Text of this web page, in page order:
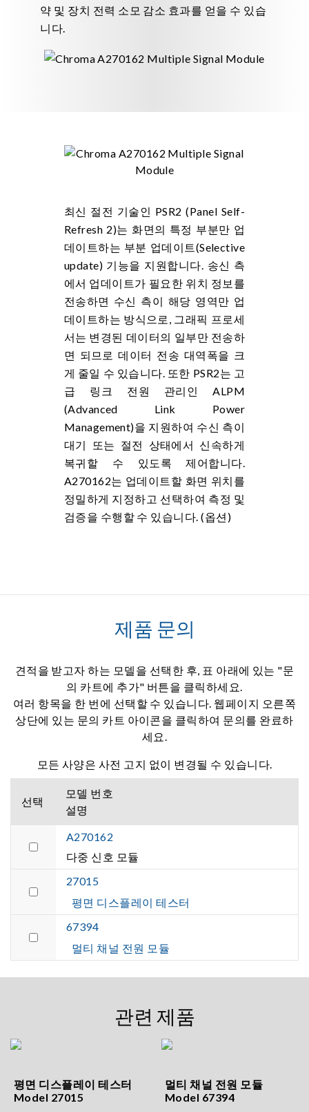
약 및 장치 전력 소모 감소 효과를 얻을 수 있습
니다.
최신 절전 기술인 PSR2 (Panel Self-
Refresh 2)는 화면의 특정 부분만 업
데이트하는 부분 업데이트(Selective
update) 기능을 지원합니다. 송신 측
에서 업데이트가 필요한 위치 정보를
전송하면 수신 측이 해당 영역만 업
데이트하는 방식으로, 그래픽 프로세
서는 변경된 데이터의 일부만 전송하
면 되므로 데이터 전송 대역폭을 크
게 줄일 수 있습니다. 또한 PSR2는 고
급 링크 전원 관리인 ALPM
(Advanced Link Power
Management)을 지원하여 수신 측이
대기 또는 절전 상태에서 신속하게
복귀할 수 있도록 제어합니다.
A270162는 업데이트할 화면 위치를
정밀하게 지정하고 선택하여 측정 및
검증을 수행할 수 있습니다. (옵션)
제품 문의
견적을 받고자 하는 모델을 선택한 후, 표 아래에 있는 "문
의 카트에 추가" 버튼을 클릭하세요.
여러 항목을 한 번에 선택할 수 있습니다. 웹페이지 오른쪽
상단에 있는 문의 카트 아이콘을 클릭하여 문의를 완료하
세요.
모든 사양은 사전 고지 없이 변경될 수 있습니다.
선택
모델 번호
설명
A270162
다중 신호 모듈
27015
평면 디스플레이 테스터
67394
멀티 채널 전원 모듈
관련 제품
평면 디스플레이 테스터
Model 27015
멀티 채널 전원 모듈
Model 67394